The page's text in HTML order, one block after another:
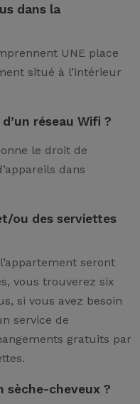
dans la
UNE place
situé à l’intérieur
réseau Wifi ?
le droit de
dans
ou des serviettes
seront
vous trouverez six
si vous avez besoin
service de
gratuits par
sèche-cheveux ?